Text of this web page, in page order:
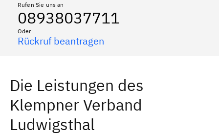
Rufen Sie uns an
08938037711
Oder
Rückruf beantragen
Die Leistungen des
Klempner Verband
Ludwigsthal